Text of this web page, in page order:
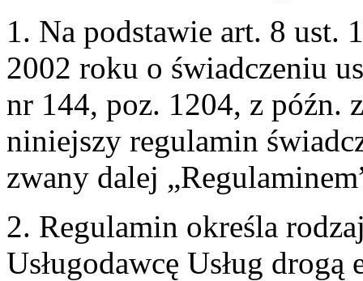
1. Na podstawie art. 8 ust.
2002 roku o świadczeniu
nr 144, poz. 1204, z późn.
niniejszy regulamin
zwany dalej
2. Regulamin określa
Usługodawcę Usług